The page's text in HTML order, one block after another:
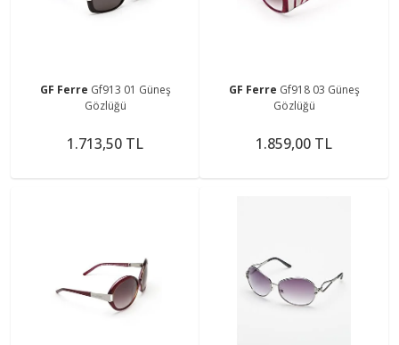
GF Ferre Gf913 01 Güneş
Gözlüğü
1.713,50 TL
GF Ferre Gf918 03 Güneş
Gözlüğü
1.859,00 TL